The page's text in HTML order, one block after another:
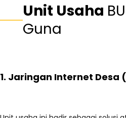
Unit Usaha
Guna
1. Jaringan Internet Desa